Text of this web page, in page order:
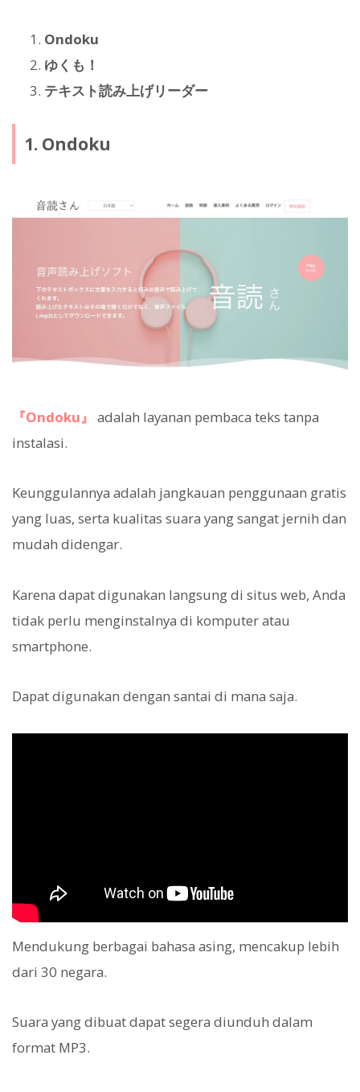
Ondoku
ゆくも！
テキスト読み上げリーダー
1. Ondoku
『Ondoku』 adalah layanan pembaca teks tanpa
instalasi.
Keunggulannya adalah jangkauan penggunaan gratis
yang luas, serta kualitas suara yang sangat jernih dan
mudah didengar.
Karena dapat digunakan langsung di situs web, Anda
tidak perlu menginstalnya di komputer atau
smartphone.
Dapat digunakan dengan santai di mana saja.
Mendukung berbagai bahasa asing, mencakup lebih
dari 30 negara.
Suara yang dibuat dapat segera diunduh dalam
format MP3.